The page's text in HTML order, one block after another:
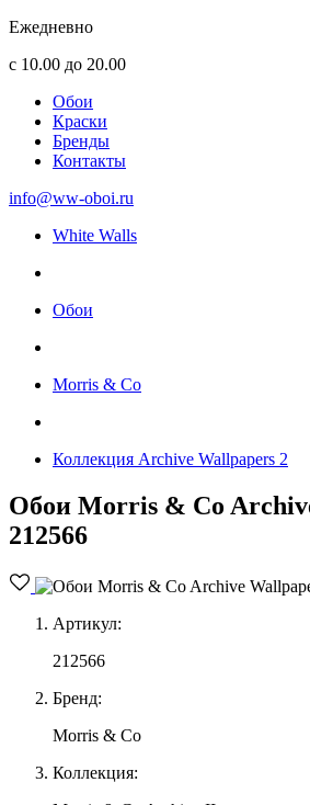
Ежедневно
с 10.00 до 20.00
Обои
Краски
Бренды
Контакты
info@ww-oboi.ru
White Walls
Обои
Morris & Co
Коллекция Archive Wallpapers 2
Обои Morris & Co
212566
Артикул:
212566
Бренд:
Morris & Co
Коллекция: